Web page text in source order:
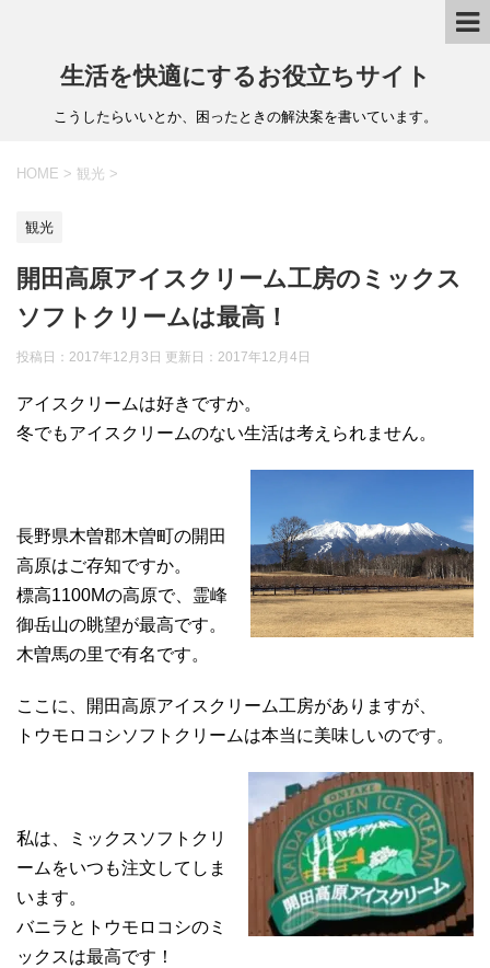
生活を快適にするお役立ちサイト
こうしたらいいとか、困ったときの解決案を書いています。
HOME > 観光 >
観光
開田高原アイスクリーム工房のミックス
ソフトクリームは最高！
投稿日：2017年12月3日 更新日： 2017年12月4日
アイスクリームは好きですか。
冬でもアイスクリームのない生活は考えられません。
長野県木曽郡木曽町の開田
高原はご存知ですか。
標高1100Mの高原で、霊峰
御岳山の眺望が最高です。
木曽馬の里で有名です。
ここに、開田高原アイスクリーム工房がありますが、
トウモロコシソフトクリームは本当に美味しいのです。
私は、ミックスソフトクリ
ームをいつも注文してしま
います。
バニラとトウモロコシのミ
ックスは最高です！